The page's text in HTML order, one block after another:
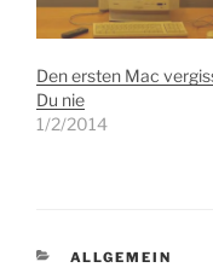
Impuls, um mal ein
Worte über meine
Vor einigen Wochen
ich indes die…
Den ersten Mac
Du nie
1/2/2014
KATEGORIEN
ALLGEMEIN